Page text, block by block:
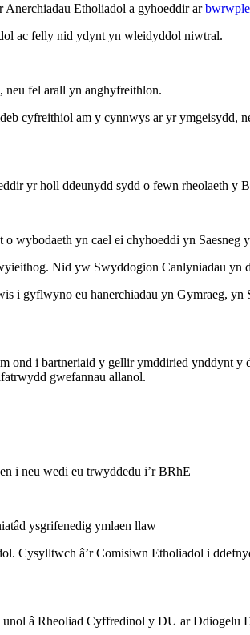
Etholiadol a gyhoeddir ar
ac felly nid ydynt yn wleidyddol niwtral.
neu fel arall yn anghyfreithlon.
cyfreithiol am y cynnwys ar yr ymgeisydd,
yr holl ddeunydd sydd o fewn rheolaeth y
yn cael ei chyhoeddi yn Saesneg
Nid yw Swyddogion Canlyniadau yn
i gyflwyno eu hanerchiadau yn Gymraeg, yn
ond i bartneriaid y gellir ymddiried ynddynt
gwefannau allanol.
i neu wedi eu trwyddedu i’r BRhE
ysgrifenedig ymlaen llaw
Cysylltwch â’r Comisiwn Etholiadol i
unol â Rheoliad Cyffredinol y DU ar Ddiogelu